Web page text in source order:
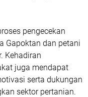
pengecekan
Gapoktan dan petani
Kehadiran
juga mendapat
serta dukungan
sektor pertanian.